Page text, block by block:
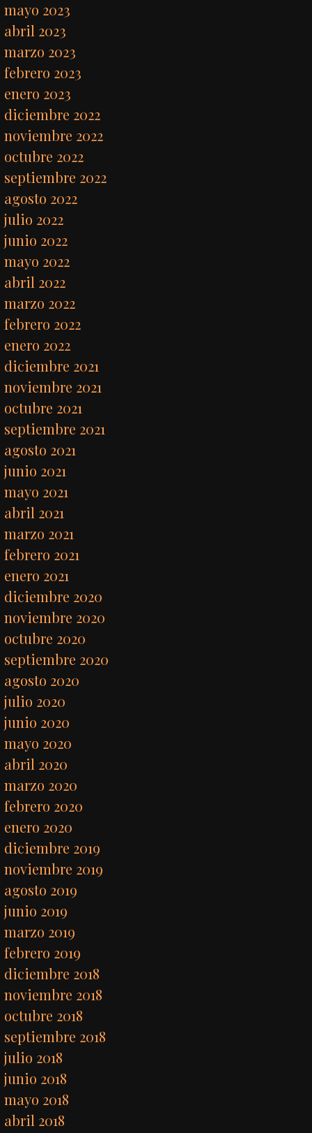
mayo 2023
abril 2023
marzo 2023
febrero 2023
enero 2023
diciembre 2022
noviembre 2022
octubre 2022
septiembre 2022
agosto 2022
julio 2022
junio 2022
mayo 2022
abril 2022
marzo 2022
febrero 2022
enero 2022
diciembre 2021
noviembre 2021
octubre 2021
septiembre 2021
agosto 2021
junio 2021
mayo 2021
abril 2021
marzo 2021
febrero 2021
enero 2021
diciembre 2020
noviembre 2020
octubre 2020
septiembre 2020
agosto 2020
julio 2020
junio 2020
mayo 2020
abril 2020
marzo 2020
febrero 2020
enero 2020
diciembre 2019
noviembre 2019
agosto 2019
junio 2019
marzo 2019
febrero 2019
diciembre 2018
noviembre 2018
octubre 2018
septiembre 2018
julio 2018
junio 2018
mayo 2018
abril 2018